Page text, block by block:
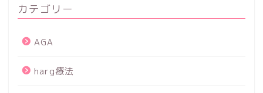
カテゴリー
AGA
harg療法